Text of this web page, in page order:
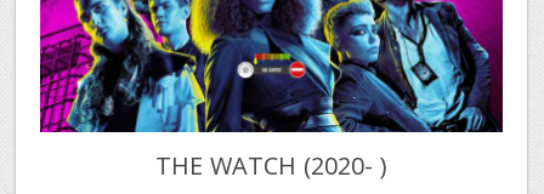
THE WATCH (2020- )